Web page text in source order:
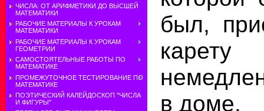
ЧИСЛА: ОТ АРИФМЕТИКИ ДО ВЫСШЕЙ
МАТЕМАТИКИ
РАБОЧИЕ МАТЕРИАЛЫ К УРОКАМ
МАТЕМАТИКИ
РАБОЧИЕ МАТЕРИАЛЫ К УРОКАМ
ГЕОМЕТРИИ
САМОСТОЯТЕЛЬНЫЕ РАБОТЫ ПО
МАТЕМАТИКЕ
ПРОМЕЖУТОЧНОЕ ТЕСТИРОВАНИЕ ПО
МАТЕМАТИКЕ
ПОЭТИЧЕСКИЙ КАЛЕЙДОСКОП "ЧИСЛА
И ФИГУРЫ"
был,
в доме.